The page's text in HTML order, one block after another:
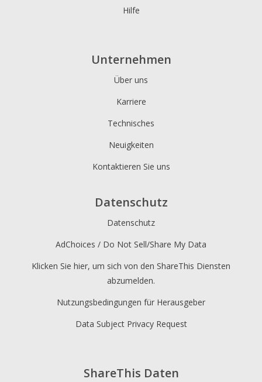
neu finden
Renren
Telegram Telegramm
Trello trello
Tumblr Tumblr
Viber viber
WeChat wechat
Hilfe
ShareThis Daten
Unternehmen
Über uns
Karriere
Technisches
Neuigkeiten
Kontaktieren Sie uns
Datenschutz
Datenschutz
AdChoices / Do Not Sell/Share My Data
Klicken Sie hier, um sich von den ShareThis Diensten
abzumelden.
Nutzungsbedingungen für Herausgeber
Data Subject Privacy Request